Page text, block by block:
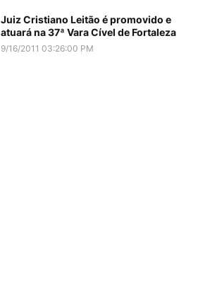
Juiz Cristiano Leitão é promovido e
atuará na 37ª Vara Cível de Fortaleza
9/16/2011 03:26:00 PM